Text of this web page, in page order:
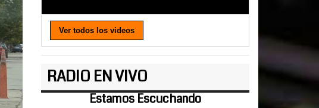
Ver todos los videos
RADIO EN VIVO
Estamos Escuchando